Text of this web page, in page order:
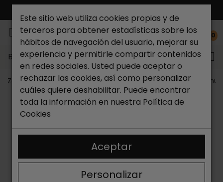
0
Buscar...
Zapateria Catchalot Zapatos de mujer Sandalias
Este sitio web utiliza cookies propias y de
terceros para obtener estadísticas sobre los
hábitos de navegación del usuario, mejorar su
experiencia y permitirle compartir contenidos
en redes sociales. Usted puede aceptar o
rechazar las cookies, así como personalizar
cuáles quiere deshabilitar. Puede encontrar
toda la información en nuestra Política de
Cookies
Personalizar
Aceptar